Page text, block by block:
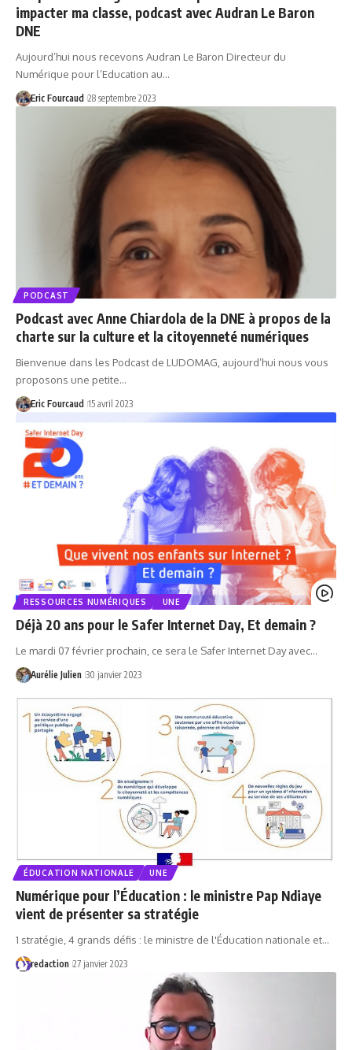
impacter ma classe, podcast avec Audran Le Baron
DNE
Aujourd’hui nous recevons Audran Le Baron Directeur du
Numérique pour l’Education au…
Eric Fourcaud 28 septembre 2023
PODCAST
Podcast avec Anne Chiardola de la DNE à propos de la
charte sur la culture et la citoyenneté numériques
Bienvenue dans les Podcast de LUDOMAG, aujourd’hui nous vous
proposons une petite…
Eric Fourcaud 15 avril 2023
RESSOURCES NUMÉRIQUES UNE
Déjà 20 ans pour le Safer Internet Day, Et demain ?
Le mardi 07 février prochain, ce sera le Safer Internet Day avec…
Aurélie Julien 30 janvier 2023
ÉDUCATION NATIONALE UNE
Numérique pour l’Éducation : le ministre Pap Ndiaye
vient de présenter sa stratégie
1 stratégie, 4 grands défis : le ministre de l'Éducation nationale et…
redaction 27 janvier 2023